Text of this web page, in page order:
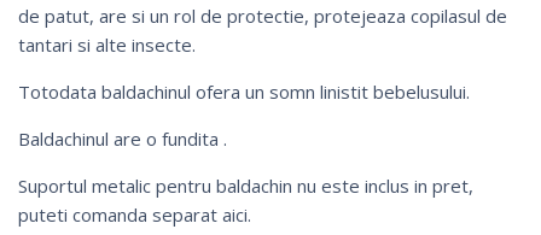
de patut, are si un rol de protectie, protejeaza copilasul de
tantari si alte insecte.
Totodata baldachinul ofera un somn linistit bebelusului.
Baldachinul are o fundita .
Suportul metalic pentru baldachin nu este inclus in pret,
puteti comanda separat aici.